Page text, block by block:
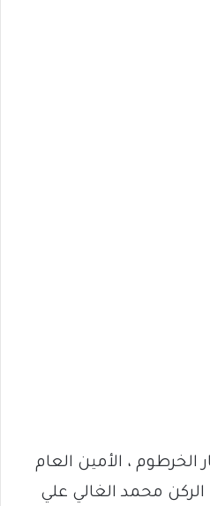
، الأمين العام
محمد الغالي علي